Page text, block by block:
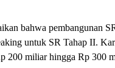
bahwa pembangunan
untuk SR Tahap II.
200 miliar hingga Rp 300